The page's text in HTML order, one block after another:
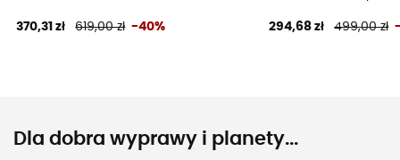
370,31 zł 619,00 zł -40% 294,68 zł 499,00 zł
Dla dobra wyprawy i planety...